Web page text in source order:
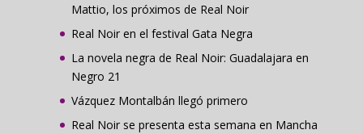
Mattio, los próximos de Real Noir
Real Noir en el festival Gata Negra
La novela negra de Real Noir: Guadalajara en
Negro 21
Vázquez Montalbán llegó primero
Real Noir se presenta esta semana en Mancha